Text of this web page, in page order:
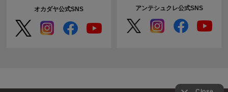
オカダヤ公式SNS アンテシュクレ公式SNS